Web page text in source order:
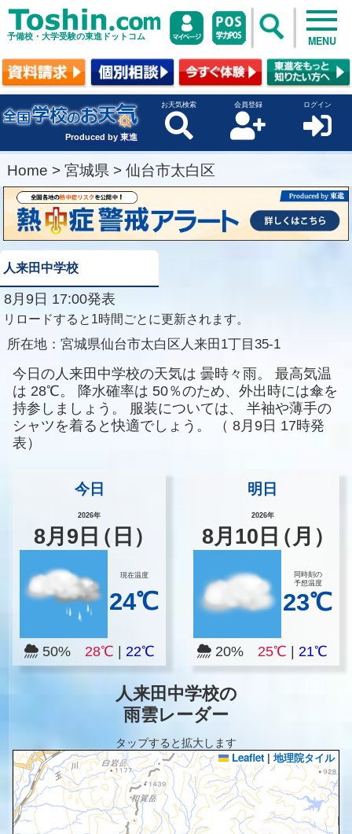
予備校・大学受験の東進ドットコム MENU
Produced by 東進
お天気検索 会員登録 ログイン
Home > 宮城県 > 仙台市太白区
人来田中学校
8月9日 17:00発表
リロードすると1時間ごとに更新されます。
所在地： 宮城県仙台市太白区人来田1丁目35-1
今日の人来田中学校の天気は 曇時々雨。
最高気温
は 28℃。 降水確率は 50％のため、外出時には傘を
持参しましょう。
服装については、
半袖や薄手の
シャツを着ると快適でしょう。
（ 8月9日 17時発
表）
今日
2026年
8月 9 日（日）
現在温度
24℃
50% 28℃ 22℃
明日
2026年
8月 10 日（月）
同時刻の
予想温度
23℃
20% 25℃ |21℃
人来田中学校の
雨雲レーダー
タップすると拡大します
Leaflet | 地理院タイル